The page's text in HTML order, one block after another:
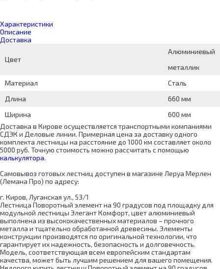
Характеристики
Описание
Доставка
Цвет
Алюминиевый
металлик
Материал
Сталь
Длина
660 мм
Ширина
600 мм
Доставка в Кирове осуществляется транспортными компаниями
СДЭК и Деловые линии. Примерная цена за доставку одного
комплекта лестницы на расстояние до 1000 км составляет около
5000 руб. Точную стоимость можно рассчитать с помощью
калькулятора.
Самовывоз готовых лестниц доступен в магазине Леруа Мерлен
(Лемана Про) по адресу:
г. Киров, Луганская ул., 53/1
Лестница Поворотный элемент на 90 градусов под площадку для
модульной лестницы Элегант Комфорт, цвет алюминиевый
выполнена из высококачественных материалов – прочного
металла и тщательно обработанной древесины. Элементы
конструкции производятся по оригинальной технологии, что
гарантирует их надежность, безопасность и долговечность.
Модель, соответствующая всем европейским стандартам
качества, может быть лучшим решением для вашего помещения.